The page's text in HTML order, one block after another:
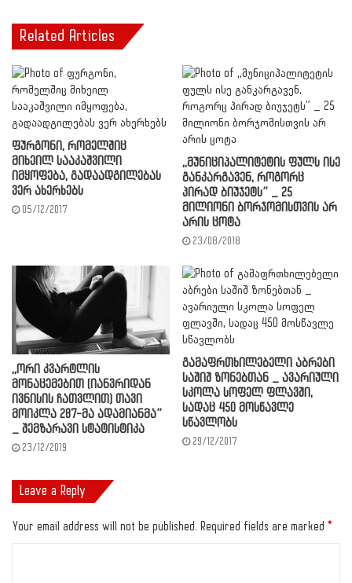
Related Articles
ფურგონი, რომელშიც
მიხეილ სააკაშვილი
იმყოფება, გადაადგილებას
ვერ ახერხებს
05/12/2017
,,მუნიციპალიტეტის ფულს ისე
განკარგავენ, როგორც
პირად ბიუჯეტს” _ 25
მილიონი ბორჯომისთვის არ
არის ცოტა
23/08/2018
,,ორი კვარტლის
მონაცემებით (იანვრიდან
ივნისის ჩათვლით) თავი
მოიკლა 287-მა ადამიანმა”
_ შემზარავი სტატისტიკა
23/12/2019
გამაფრთხილებელი აბრები
საშიშ ზონებთან _ ავარიული
სკოლა სოფელ ფლავში,
სადაც 450 მოსწავლე
სწავლობს
29/12/2017
Leave a Reply
Your email address will not be published. Required fields are marked *